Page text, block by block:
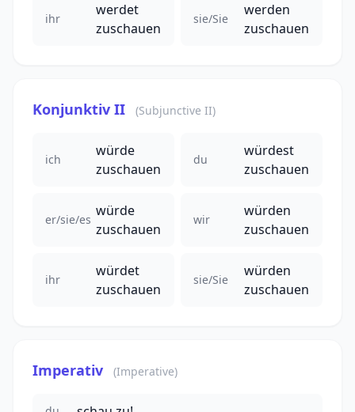
ihr
werdet
zuschauen
sie/Sie
werden
zuschauen
Konjunktiv II (Subjunctive II)
ich
würde
zuschauen
du
würdest
zuschauen
er/sie/es
würde
zuschauen
wir
würden
zuschauen
ihr
würdet
zuschauen
sie/Sie
würden
zuschauen
Imperativ (Imperative)